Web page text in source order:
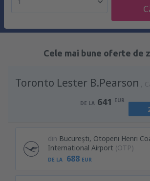
Cele mai bune oferte de
Toronto Lester B.Pearson
DE LA 641 EUR
din București, Otopeni Henri
International Airport (OTP)
DE LA 688 EUR